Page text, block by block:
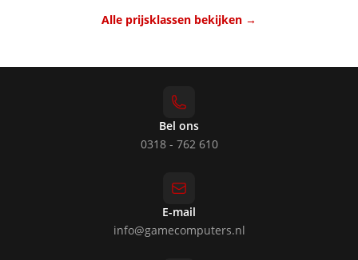
Alle prijsklassen bekijken →
Bel ons
0318 - 762 610
E-mail
info@gamecomputers.nl